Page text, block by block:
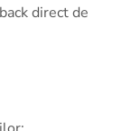
direct de